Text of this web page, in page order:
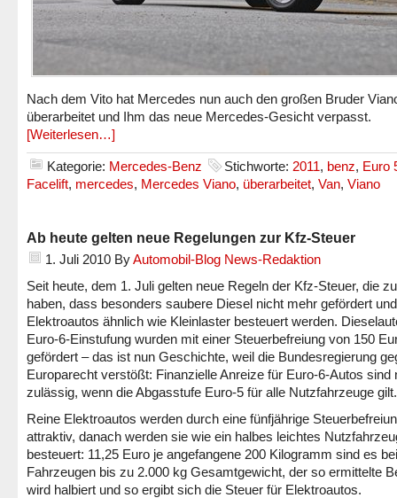
Nach dem Vito hat Mercedes nun auch den großen Bruder
überarbeitet und Ihm das neue Mercedes-Gesicht verpasst.
[Weiterlesen…]
Kategorie: Mercedes-Benz Stichworte: 2011, benz, Euro
Facelift, mercedes, Mercedes Viano, überarbeitet, Van, Viano
Ab heute gelten neue Regelungen zur Kfz-Steuer
1. Juli 2010 ByAutomobil-Blog News-Redaktion
Seit heute, dem 1. Juli gelten neue Regeln der Kfz-Steuer, die
haben, dass besonders saubere Diesel nicht mehr gefördert und
Elektroautos ähnlich wie Kleinlaster besteuert werden.
Euro-6-Einstufung wurden mit einer Steuerbefreiung von 150
gefördert – das ist nun Geschichte, weil die Bundesregierung
Europarecht verstößt: Finanzielle Anreize für Euro-6-Autos sind
zulässig, wenn die Abgasstufe Euro-5 für alle Nutzfahrzeuge gilt.
Reine Elektroautos werden durch eine fünfjährige
attraktiv, danach werden sie wie ein halbes leichtes
besteuert: 11,25 Euro je angefangene 200 Kilogramm sind es bei
Fahrzeugen bis zu 2.000 kg Gesamtgewicht, der so ermittelte
wird halbiert und so ergibt sich die Steuer für Elektroautos.